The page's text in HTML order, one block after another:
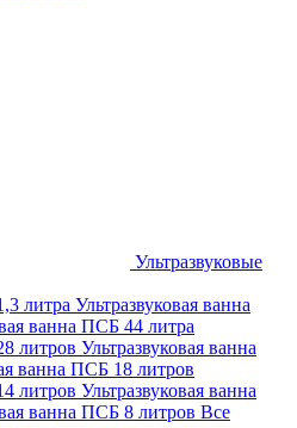
Ультразвуковые
литра Ультразвуковая ванна
ванна ПСБ 44 литра
литров Ультразвуковая ванна
ванна ПСБ 18 литров
литров Ультразвуковая ванна
ванна ПСБ 8 литров Все